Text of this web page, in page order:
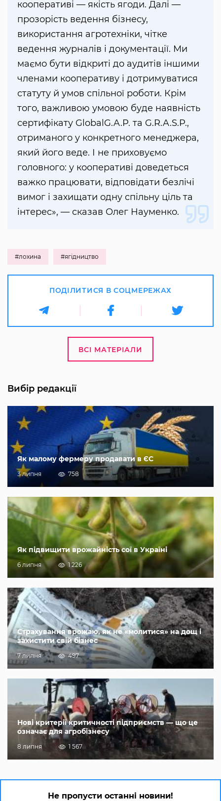
кооперативі — якість ягоди. Далі —
прозорість ведення бізнесу,
використання агротехніки, чітке
ведення журналів і документації. Ми
маємо бути відкриті до аудитів іншими
членами кооперативу і дотримуватися
статуту й умов спільної роботи. Крім
того, важливою умовою буде наявність
сертифікату GlobalG.A.P. та G.R.A.S.P.,
отриманого у конкретного менеджера,
який його веде. І не приховуємо
головного: у кооперативі доведеться
важко працювати, відповідати безлічі
вимог і захищати одну спільну ціль та
інтерес», — сказав Олег Науменко.
#лохина #ягідництво
ПОДІЛИТИСЯ В СОЦМЕРЕЖАХ
ВСІ МАТЕРІАЛИ
Вибір редакції
Як малому фермеру продавати в ЄС
3 липня 758
Як підвищити врожайність сої в Україні
6 липня 1 226
Страхування врожаю, як не «молитися» на дощ і
захистити свій бізнес
7 липня 497
Нові критерії критичності підприємств — що це
означає для агробізнесу
8 липня 1 567
Не пропусти останні новини!